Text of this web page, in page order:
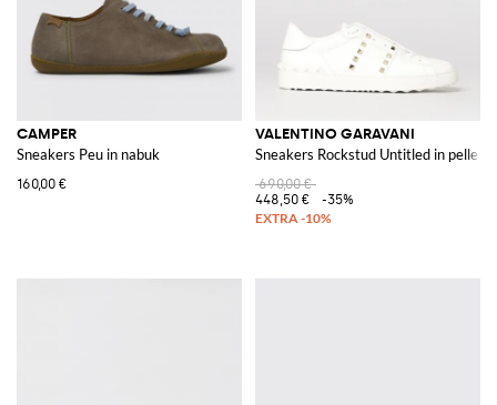
CAMPER
Sneakers Peu in nabuk
160,00 €
VALENTINO GARAVANI
Sneakers Rockstud Untitled in pelle
690,00 €
448,50 €
-35%